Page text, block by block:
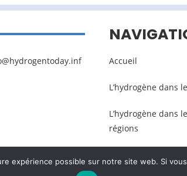
Accueil
L’hydrogène dans
L’hydrogène dans
régions
Mentions légales
expérience possible sur notre site web. Si